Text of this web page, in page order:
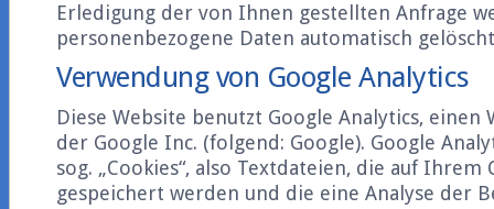
Erledigung der von Ihnen gestellten Anfrage
personenbezogene Daten automatisch
Verwendung von Google Analytics
Diese Website benutzt Google Analytics, einen
der Google Inc. (folgend: Google). Google
sog. „Cookies“, also Textdateien, die auf Ihrem
gespeichert werden und die eine Analyse der